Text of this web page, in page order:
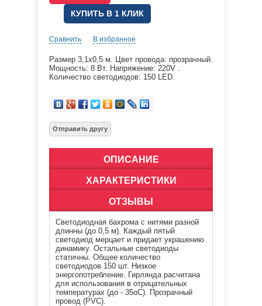
КУПИТЬ В 1 КЛИК
Сравнить В избранное
Размер 3,1х0,5 м. Цвет провода: прозрачный.
Мощность: 8 Вт. Напряжение: 220V .
Количество светодиодов: 150 LED.
ОПИСАНИЕ
ХАРАКТЕРИСТИКИ
ОТЗЫВЫ
Светодиодная бахрома с нитями разной
длинны (до 0,5 м). Каждый пятый
светодиод мерцает и придает украшению
динамику. Остальные светодиоды
статичны. Общее количество
светодиодов 150 шт. Низкое
энергопотребление. Гирлянда расчитана
для использования в отрицательных
температурах (до - 35оС). Прозрачный
провод (PVC).